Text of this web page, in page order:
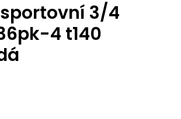
3/4
4 t140